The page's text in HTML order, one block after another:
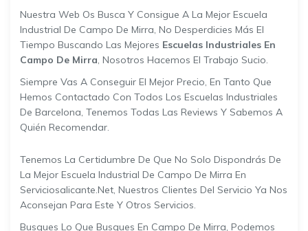
Nuestra Web Os Busca Y Consigue A La Mejor Escuela
Industrial De Campo De Mirra, No Desperdicies Más El
Tiempo Buscando Las Mejores Escuelas Industriales En
Campo De Mirra, Nosotros Hacemos El Trabajo Sucio.
Siempre Vas A Conseguir El Mejor Precio, En Tanto Que
Hemos Contactado Con Todos Los Escuelas Industriales
De Barcelona, Tenemos Todas Las Reviews Y Sabemos A
Quién Recomendar.
Tenemos La Certidumbre De Que No Solo Dispondrás De
La Mejor Escuela Industrial De Campo De Mirra En
Serviciosalicante.net, Nuestros Clientes Del Servicio Ya Nos
Aconsejan Para Este Y Otros Servicios.
Busques Lo Que Busques En Campo De Mirra, Podemos